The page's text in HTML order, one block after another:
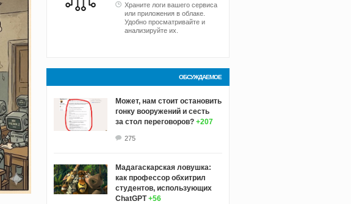
Храните логи вашего сервиса
или приложения в облаке.
Удобно просматривайте и
анализируйте их.
ОБСУЖДАЕМОЕ
Может, нам стоит остановить
гонку вооружений и сесть
за стол переговоров? +207
275
Мадагаскарская ловушка:
как профессор обхитрил
студентов, использующих
ChatGPT +56